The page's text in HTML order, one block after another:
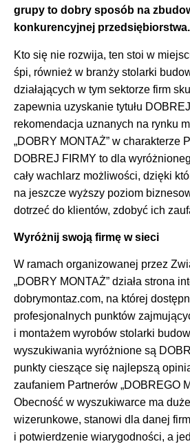
grupy to dobry sposób na
konkurencyjnej przedsiębiorstwa.
Kto się nie rozwija, ten stoi w
śpi, również w branży stolarki
działających w tym sektorze firm
zapewnia uzyskanie tytułu
rekomendacja uznanych na rynku
„DOBRY MONTAŻ” w charakterze
DOBREJ FIRMY to dla
cały wachlarz możliwości, dzięki
na jeszcze wyższy poziom
dotrzeć do klientów, zdobyć ich
Wyróżnij swoją firmę w sieci
W ramach organizowanej przez
„DOBRY MONTAŻ” działa strona
dobrymontaz.com, na której
profesjonalnych punktów
i montażem wyrobów stolarki
wyszukiwania wyróżnione są
punkty cieszące się najlepszą
zaufaniem Partnerów „DOBREGO
Obecność w wyszukiwarce ma
wizerunkowe, stanowi dla danej
i potwierdzenie wiarygodności, a